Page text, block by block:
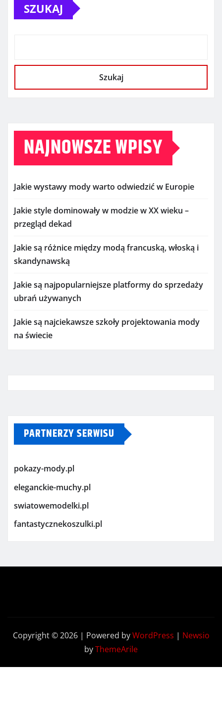
SZUKAJ
Szukaj
NAJNOWSZE WPISY
Jakie wystawy mody warto odwiedzić w Europie
Jakie style dominowały w modzie w XX wieku –
przegląd dekad
Jakie są różnice między modą francuską, włoską i
skandynawską
Jakie są najpopularniejsze platformy do sprzedaży
ubrań używanych
Jakie są najciekawsze szkoły projektowania mody
na świecie
PARTNERZY SERWISU
pokazy-mody.pl
eleganckie-muchy.pl
swiatowemodelki.pl
fantastycznekoszulki.pl
Copyright © 2026 | Powered byWordPress | Newsio
byThemeArile